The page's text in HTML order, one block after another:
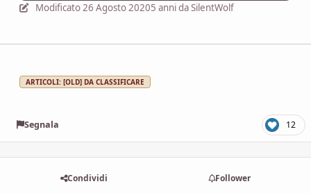
Modificato26 Agosto 20205 annida SilentWolf
ARTICOLI: [OLD] DA CLASSIFICARE
Segnala 12
Condividi Follower